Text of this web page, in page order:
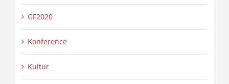
GF2020
Konference
Kultur